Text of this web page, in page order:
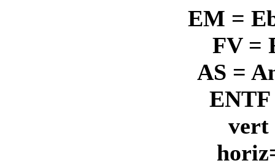
EM =
FV =
AS =
vert